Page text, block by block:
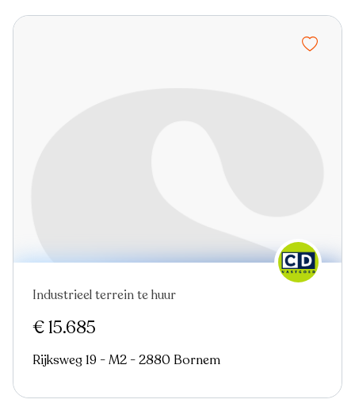
Nieuw Virtual tour
Industrieel terrein te huur
€ 15.685
Rijksweg 19 - M2 - 2880 Bornem